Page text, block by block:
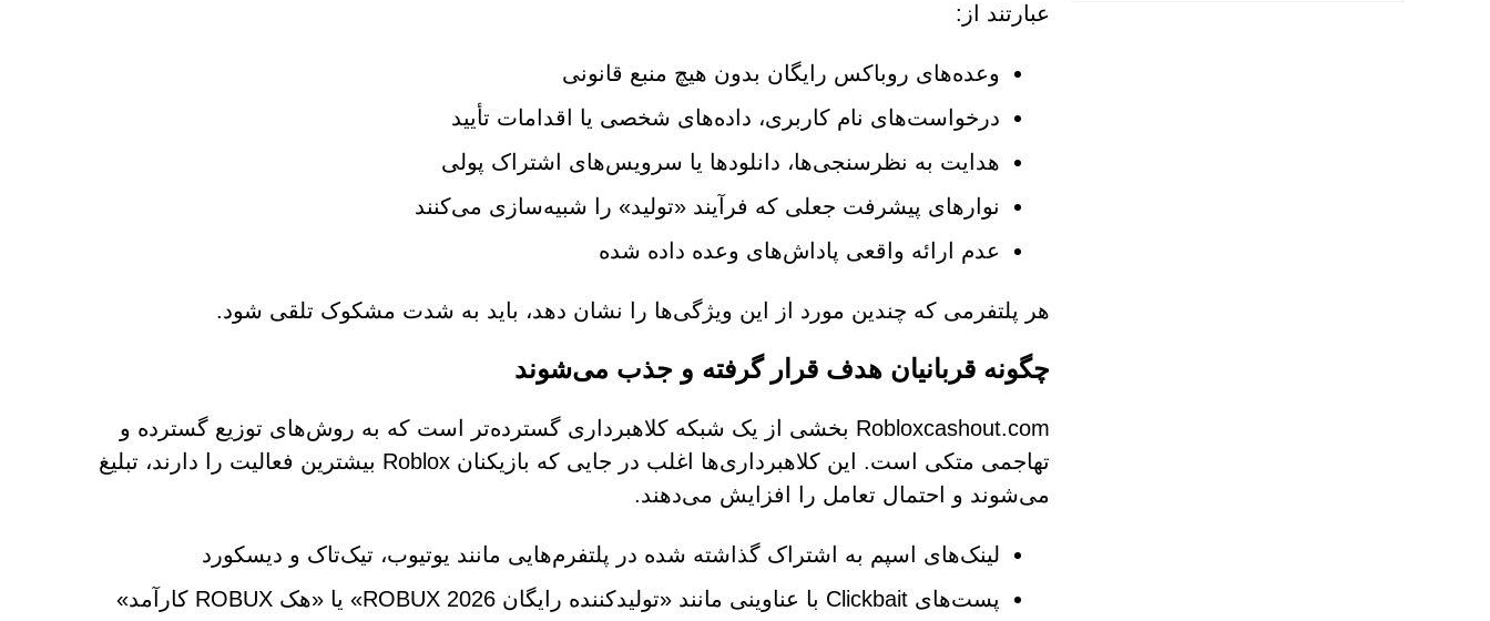
عبارتند از:
وعده‌های روباکس رایگان بدون هیچ منبع قانونی
درخواست‌های نام کاربری، داده‌های شخصی یا اقدامات تأیید
هدایت به نظرسنجی‌ها، دانلودها یا سرویس‌های اشتراک پولی
نوارهای پیشرفت جعلی که فرآیند «تولید» را شبیه‌سازی می‌کنند
عدم ارائه واقعی پاداش‌های وعده داده شده
هر پلتفرمی که چندین مورد از این ویژگی‌ها را نشان دهد، باید به شدت مشکوک تلقی شود.
چگونه قربانیان هدف قرار گرفته و جذب می‌شوند
Robloxcashout.com بخشی از یک شبکه کلاهبرداری گسترده‌تر است که به روش‌های توزیع گسترده و
تهاجمی متکی است. این کلاهبرداری‌ها اغلب در جایی که بازیکنان Roblox بیشترین فعالیت را دارند، تبلیغ
می‌شوند و احتمال تعامل را افزایش می‌دهند.
لینک‌های اسپم به اشتراک گذاشته شده در پلتفرم‌هایی مانند یوتیوب، تیک‌تاک و دیسکورد
پست‌های Clickbait با عناوینی مانند «تولیدکننده رایگان ROBUX 2026» یا «هک ROBUX کارآمد»